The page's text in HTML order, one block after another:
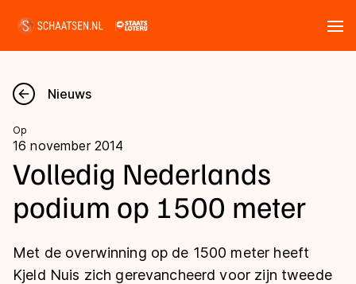
Nieuws
Kalender
Disciplines
Langebaan
Uitslagen
Nieuws
Op
16 november 2014
Volledig Nederlands
podium op 1500 meter
Met de overwinning op de 1500 meter heeft
Kjeld Nuis zich gerevancheerd voor zijn tweede